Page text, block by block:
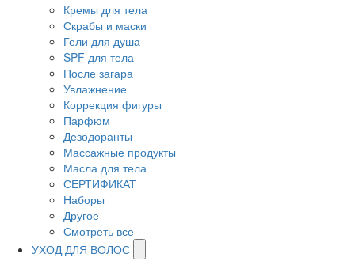
Кремы для тела
Скрабы и маски
Гели для душа
SPF для тела
После загара
Увлажнение
Коррекция фигуры
Парфюм
Дезодоранты
Массажные продукты
Масла для тела
СЕРТИФИКАТ
Наборы
Другое
Смотреть все
УХОД ДЛЯ ВОЛОС